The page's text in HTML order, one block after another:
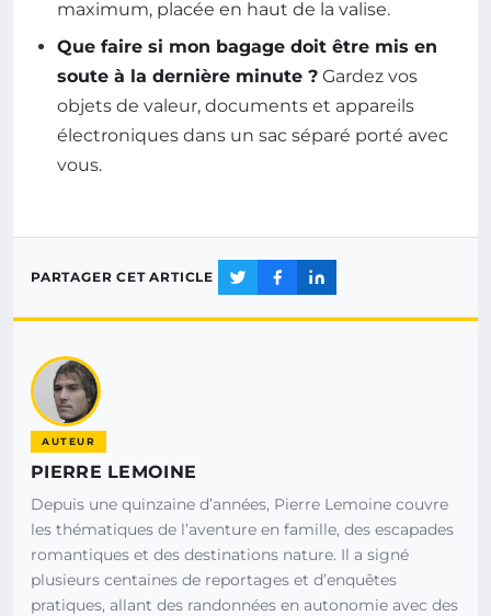
maximum, placée en haut de la valise.
Que faire si mon bagage doit être mis en
soute à la dernière minute ? Gardez vos
objets de valeur, documents et appareils
électroniques dans un sac séparé porté avec
vous.
PARTAGER CET ARTICLE
AUTEUR
PIERRE LEMOINE
Depuis une quinzaine d’années, Pierre Lemoine couvre
les thématiques de l’aventure en famille, des escapades
romantiques et des destinations nature. Il a signé
plusieurs centaines de reportages et d’enquêtes
pratiques, allant des randonnées en autonomie avec des